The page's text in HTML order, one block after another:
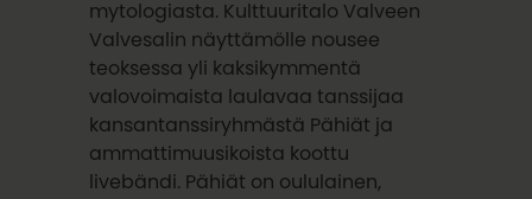
mytologiasta. Kulttuuritalo Valveen
Valvesalin näyttämölle nousee
teoksessa yli kaksikymmentä
valovoimaista laulavaa tanssijaa
kansantanssiryhmästä Pähiät ja
ammattimuusikoista koottu
livebändi. Pähiät on oululainen,